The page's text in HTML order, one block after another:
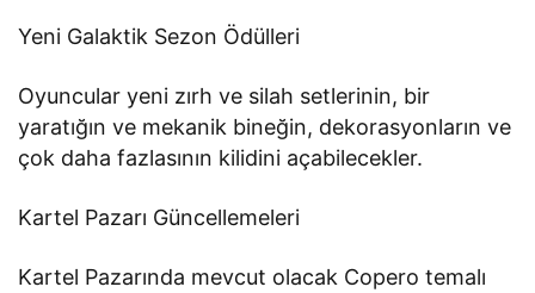
Yeni Galaktik Sezon Ödülleri
Oyuncular yeni zırh ve silah setlerinin, bir
yaratığın ve mekanik bineğin, dekorasyonların ve
çok daha fazlasının kilidini açabilecekler.
Kartel Pazarı Güncellemeleri
Kartel Pazarında mevcut olacak Copero temalı